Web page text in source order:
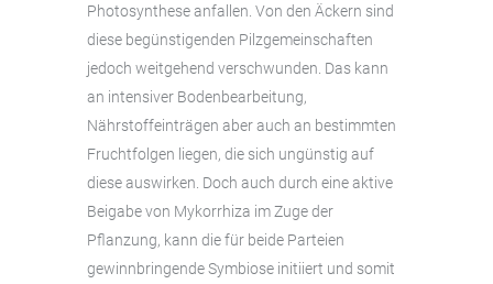
Photosynthese anfallen. Von den Äckern sind
diese begünstigenden Pilzgemeinschaften
jedoch weitgehend verschwunden. Das kann
an intensiver Bodenbearbeitung,
Nährstoffeinträgen aber auch an bestimmten
Fruchtfolgen liegen, die sich ungünstig auf
diese auswirken. Doch auch durch eine aktive
Beigabe von Mykorrhiza im Zuge der
Pflanzung, kann die für beide Parteien
gewinnbringende Symbiose initiiert und somit